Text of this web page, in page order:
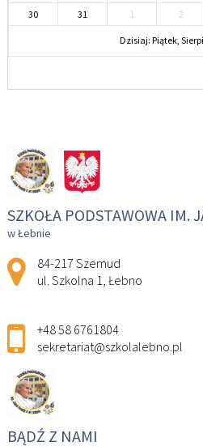
30
31 1 2
Dzisiaj: Piątek,
SZKOŁA PODSTAWOWA IM.
w Łebnie
Adres pocztowy:
84-217 Szemud
ul. Szkolna 1, Łebno
+48 58 6761804
sekretariat@szkolalebno.pl
BĄDŹ Z NAMI